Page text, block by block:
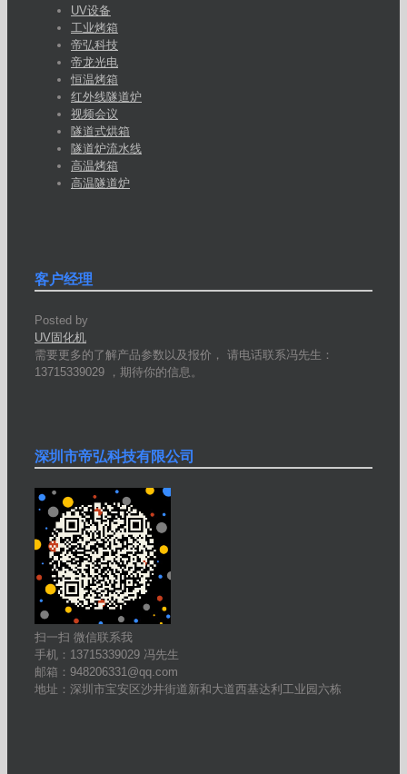
UV设备
工业烤箱
帝弘科技
帝龙光电
恒温烤箱
红外线隧道炉
视频会议
隧道式烘箱
隧道炉流水线
高温烤箱
高温隧道炉
客户经理
Posted by
UV固化机
需要更多的了解产品参数以及报价， 请电话联系冯先生：
13715339029 ，期待你的信息。
深圳市帝弘科技有限公司
扫一扫 微信联系我
手机：13715339029 冯先生
邮箱：948206331@qq.com
地址：深圳市宝安区沙井街道新和大道西基达利工业园六栋